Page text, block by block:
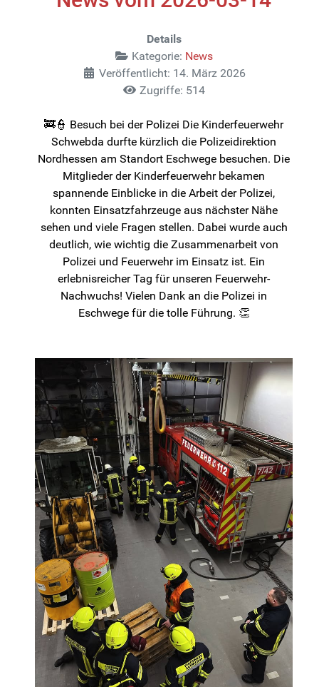
Details
Kategorie: News
Veröffentlicht: 14. März 2026
Zugriffe: 514
🚒👮 Besuch bei der Polizei Die Kinderfeuerwehr
Schwebda durfte kürzlich die Polizeidirektion
Nordhessen am Standort Eschwege besuchen. Die
Mitglieder der Kinderfeuerwehr bekamen
spannende Einblicke in die Arbeit der Polizei,
konnten Einsatzfahrzeuge aus nächster Nähe
sehen und viele Fragen stellen. Dabei wurde auch
deutlich, wie wichtig die Zusammenarbeit von
Polizei und Feuerwehr im Einsatz ist. Ein
erlebnisreicher Tag für unseren Feuerwehr-
Nachwuchs! Vielen Dank an die Polizei in
Eschwege für die tolle Führung. 👏